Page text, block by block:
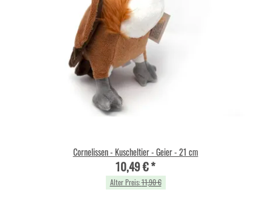
Cornelissen - Kuscheltier - Geier - 21 cm
10,49 €*
Alter Preis:11,90 €